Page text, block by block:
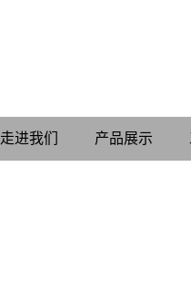
走进我们 产品展示